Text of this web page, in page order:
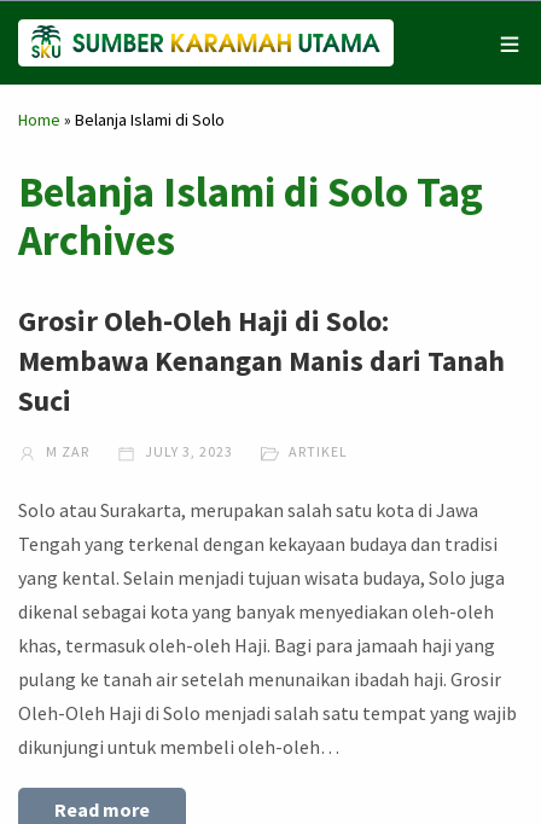
Home » Belanja Islami di Solo
Belanja Islami di Solo Tag
Archives
Grosir Oleh-Oleh Haji di Solo:
Membawa Kenangan Manis dari Tanah
Suci
M ZAR JULY 3, 2023 ARTIKEL
Solo atau Surakarta, merupakan salah satu kota di Jawa
Tengah yang terkenal dengan kekayaan budaya dan tradisi
yang kental. Selain menjadi tujuan wisata budaya, Solo juga
dikenal sebagai kota yang banyak menyediakan oleh-oleh
khas, termasuk oleh-oleh Haji. Bagi para jamaah haji yang
pulang ke tanah air setelah menunaikan ibadah haji. Grosir
Oleh-Oleh Haji di Solo menjadi salah satu tempat yang wajib
dikunjungi untuk membeli oleh-oleh…
Read more